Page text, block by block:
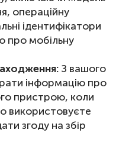
операційну
ідентифікатори
про мобільну
З вашого
інформацію про
пристрою, коли
використовуєте
згоду на збір